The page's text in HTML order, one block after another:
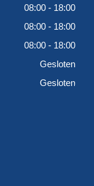
08:00 - 18:00
08:00 - 18:00
08:00 - 18:00
Gesloten
Gesloten